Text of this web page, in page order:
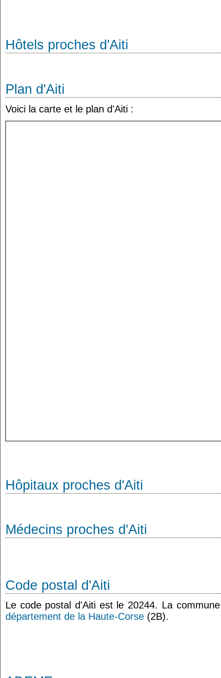
Hôtels proches d'Aiti
Plan d'Aiti
Voici la carte et le plan d'Aiti :
Hôpitaux proches d'Aiti
Médecins proches d'Aiti
Code postal d'Aiti
Le code postal d'Aiti est le 20244. La
département de la Haute-Corse (2B).